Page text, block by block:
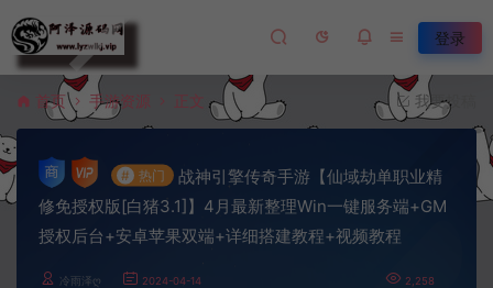
登录
首页 手游资源 正文 我要投稿
# 热门
战神引擎传奇手游【仙域劫单职业精
修免授权版[白猪3.1]】4月最新整理Win一键服务端+GM
授权后台+安卓苹果双端+详细搭建教程+视频教程
冷雨泽ღ 2024-04-14 2,258